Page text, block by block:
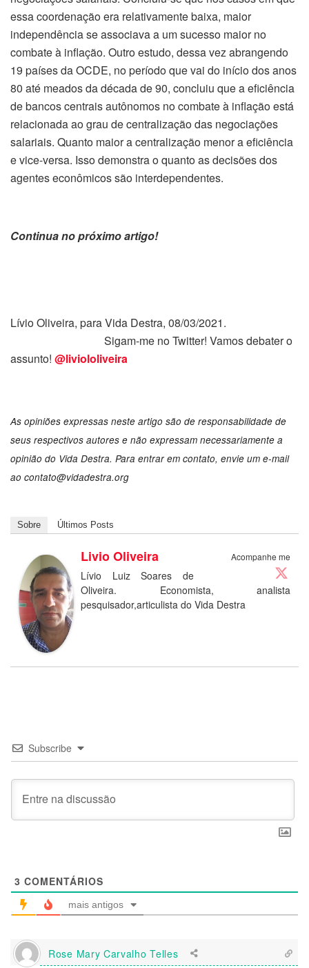
essa coordenação era relativamente baixa, maior
independência se associava a um sucesso maior no
combate à inflação. Outro estudo, dessa vez abrangendo
19 países da OCDE, no período que vai do início dos anos
80 até meados da década de 90, concluiu que a eficiência
de bancos centrais autônomos no combate à inflação está
relacionada ao grau de centralização das negociações
salariais. Quanto maior a centralização menor a eficiência
e vice-versa. Isso demonstra o quanto as decisões dos
agentes econômicos são interdependentes.
Continua no próximo artigo!
Lívio Oliveira, para Vida Destra, 08/03/2021.
Sigam-me no Twitter! Vamos debater o
assunto! @liviololiveira
As opiniões expressas neste artigo são de responsabilidade de
seus respectivos autores e não expressam necessariamente a
opinião do Vida Destra. Para entrar em contato, envie um e-mail
ao contato@vidadestra.org
Sobre Últimos Posts
Acompanhe me
Livio Oliveira
Lívio Luiz Soares de
Oliveira. Economista, analista
pesquisador,articulista do Vida Destra
Subscribe
3 COMENTÁRIOS
mais antigos
Rose Mary Carvalho Telles